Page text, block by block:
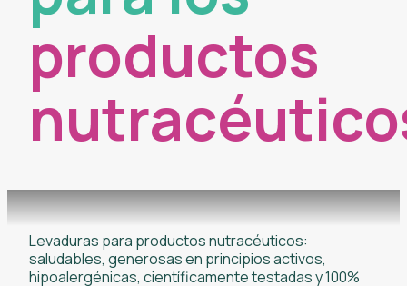
productos
Levaduras para productos nutracéuticos:
saludables, generosas en principios activos,
hipoalergénicas, científicamente testadas y 100%